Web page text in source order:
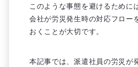
このような事態を避けるために
会社が労災発生時の対応フロー
おくことが大切です。
本記事では、派遣社員の労災が